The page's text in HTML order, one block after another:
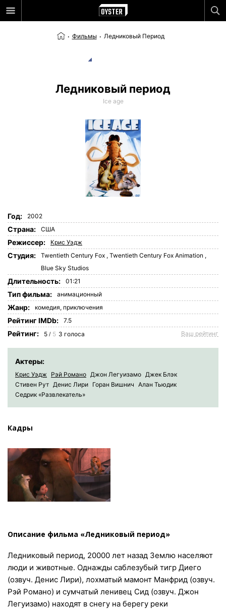
Фильмы Ледниковый Период
Ледниковый период
Ice age
Год: 2002
Страна: США
Режиссер: Крис Уэдж
Студия: Twentieth Century Fox , Twentieth Century Fox Animation ,
Blue Sky Studios
Длительность: 01:21
Tип фильма: анимационный
Жанр: комедия, приключения
Рейтинг IMDb: 7.5
Рейтинг: 5 / 5 3 голоса Ваш рейтинг
Актеры:
Крис Уэдж Рэй Романо Джон Легуизамо Джек Блэк
Стивен Рут Денис Лири Горан Вишнич Алан Тьюдик
Седрик «Развлекатель»
Кадры
Описание фильма «Ледниковый период»
Ледниковый период, 20000 лет назад Землю населяют
люди и животные. Однажды саблезубый тигр Диего
(озвуч. Денис Лири), лохматый мамонт Манфрид (озвуч.
Рэй Романо) и сумчатый ленивец Сид (озвуч. Джон
Легуизамо) находят в снегу на берегу реки